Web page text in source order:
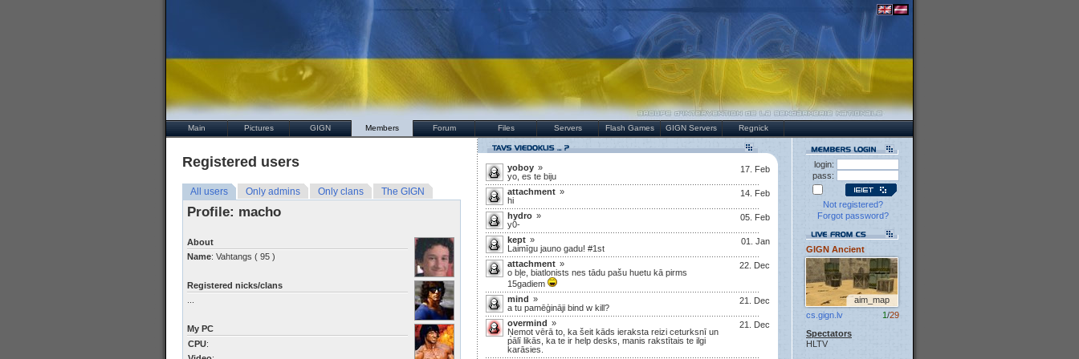
Main Pictures GIGN Members Forum Files Servers Flash Games GIGN Servers Regnick
Registered users
All users Only admins Only clans The GIGN
Profile: macho
About
Name: Vahtangs ( 95 )
Registered nicks/clans
My PC
CPU:
yoboy »
yo, es te biju
17. Feb
attachment »
hi
14. Feb
hydro »
y0-
05. Feb
kept »
Laimīgu jauno gadu! #1st
01. Jan
attachment »
o bļe, biatlonists nes tādu pašu huetu kā pirms
15gadiem
22. Dec
mind »
a tu pamēģināji bind w kill?
21. Dec
overmind »
Ņemot vērā to, ka šeit kāds ieraksta reizi ceturksnī un
pālī likās, ka te ir help desks, manis rakstītais te ilgi
karāsies.
21. Dec
login:
pass:
Not registered?
Forgot password?
GIGN Ancient
aim_map
1/29
cs.gign.lv
Spectators
HLTV